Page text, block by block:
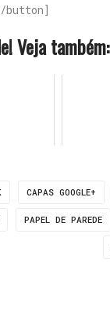
button]
Veja também:
CAPAS GOOGLE+
PAPEL DE PAREDE